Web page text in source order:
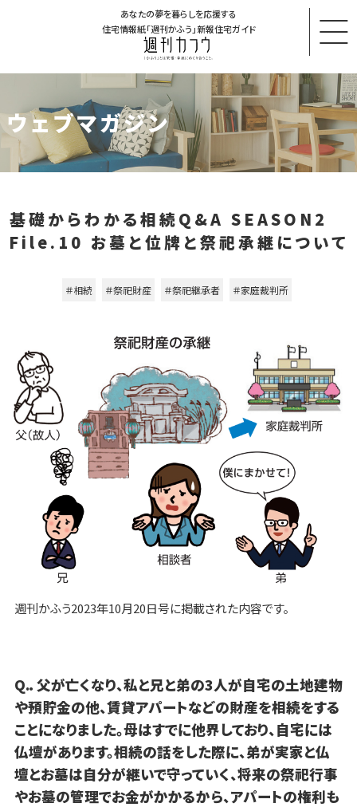
あなたの夢を暮らしを応援する
住宅情報紙「週刊かふう」新報住宅ガイド
ウェブマガジン
基礎からわかる相続Q&A SEASON2
File.10 お墓と位牌と祭祀承継について
＃相続 ＃祭祀財産 ＃祭祀継承者 ＃家庭裁判所
週刊かふう2023年10月20日号に掲載された内容です。
Q.．父が亡くなり、私と兄と弟の3人が自宅の土地建物
や預貯金の他、賃貸アパートなどの財産を相続をする
ことになりました。母はすでに他界しており、自宅には
仏壇があります。相続の話をした際に、弟が実家と仏
壇とお墓は自分が継いで守っていく、将来の祭祀行事
やお墓の管理でお金がかかるから、アパートの権利も